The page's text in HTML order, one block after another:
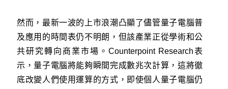
然而，最新一波的上市浪潮凸顯了儘管量子電腦普
及應用的時間表仍不明朗，但該產業正從學術和公
共研究轉向商業市場。Counterpoint Research表
示，量子電腦將能夠瞬間完成數兆次計算，這將徹
底改變人們使用運算的方式，即使個人量子電腦仍